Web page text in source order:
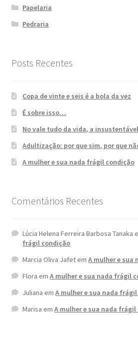
Papelaria
Pedraria
Posts Recentes
Copa de vinte e seis é a bola da vez
É sobre isso…
No vale tudo da vida, a
Adultização: por que sim, por que
A mulher e sua nada frágil condição
Comentários Recentes
Lúcia Helena Ferreira Barbosa Tanaka
frágil condição
Marcia Oliva JafetemA mulher e sua
Flora emA mulher e sua nada frágil
Juliana emA mulher e sua nada
Marisa emA mulher e sua nada